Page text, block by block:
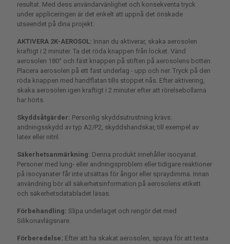
resultat. Med dess användarvänlighet och konsekventa tryck
under appliceringen är det enkelt att uppnå det önskade
utseendet på dina projekt.
AKTIVERA 2K-AEROSOL: Innan du aktiverar, skaka aerosolen
kraftigt i 2 minuter. Ta det röda knappen från locket. Vänd
aerosolen 180° och fäst knappen på stiften på aerosolens botten.
Placera aerosolen på ett fast underlag - upp och ner. Tryck på den
röda knappen med handflatan tills stoppet nås. Efter aktivering,
skaka aerosolen igen kraftigt i 2 minuter efter att rörelsebollarna
har hörts.
Skyddsåtgärder: Personlig skyddsutrustning krävs:
andningsskydd av typ A2/P2, skyddshandskar, till exempel av
latex eller nitril .
Säkerhetsanmärkning: Denna produkt innehåller isocyanat.
Personer med lung- eller andningsproblem eller tidigare reaktioner
på isocyanater får inte utsättas för ångor eller spraydimma. Innan
användning bör all säkerhetsinformation på aerosolens etikett
och säkerhetsdatabladet läsas.
Förbehandling: Slipa underlaget och rengör det med
Silikonavlägsnare.
Förberedelse: Efter att ha skakat aerosolen, spraya för att testa